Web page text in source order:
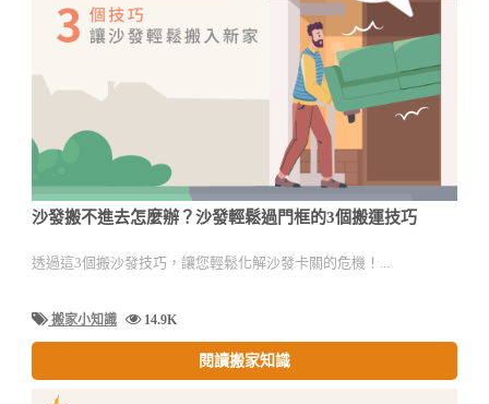
沙發搬不進去怎麼辦？沙發輕鬆過門框的3個搬運技巧
透過這3個搬沙發技巧，讓您輕鬆化解沙發卡關的危機！...
搬家小知識 14.9K
閱讀搬家知識